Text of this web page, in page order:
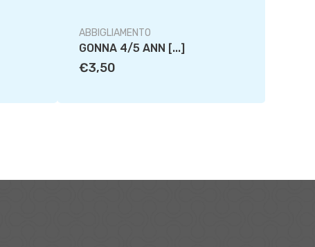
ABBIGLIAMENTO
GONNA 4/5 ANN [...]
€3,50